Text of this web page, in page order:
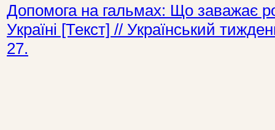
Допомога на гальмах: Що заважає
Україні [Текст] // Український
27.